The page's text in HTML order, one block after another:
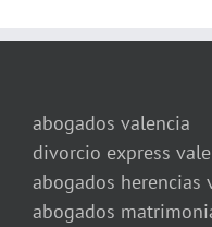
abogados valencia
divorcio express
abogados herencias
abogados